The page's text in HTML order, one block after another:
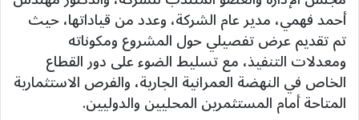
أحمد فهمي، مدير عام الشركة، وعدد من قياداتها، حيث
تم تقديم عرض تفصيلي حول المشروع ومكوناته
ومعدلات التنفيذ، مع تسليط الضوء على دور القطاع
الخاص في النهضة العمرانية الجارية، والفرص الاستثمارية
المتاحة أمام المستثمرين المحليين والدوليين.